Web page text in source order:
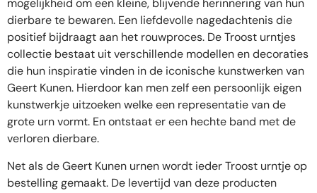
mogelijkheid om een kleine, blijvende herinnering van hun
dierbare te bewaren. Een liefdevolle nagedachtenis die
positief bijdraagt aan het rouwproces. De Troost urntjes
collectie bestaat uit verschillende modellen en decoraties
die hun inspiratie vinden in de iconische kunstwerken van
Geert Kunen. Hierdoor kan men zelf een persoonlijk eigen
kunstwerkje uitzoeken welke een representatie van de
grote urn vormt. En ontstaat er een hechte band met de
verloren dierbare.
Net als de Geert Kunen urnen wordt ieder Troost urntje op
bestelling gemaakt. De levertijd van deze producten